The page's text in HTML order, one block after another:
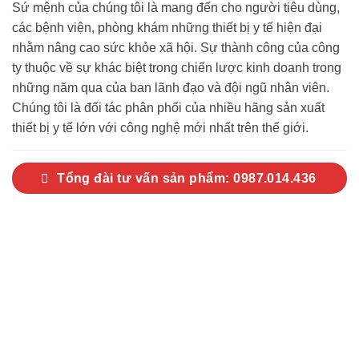
Sứ mệnh của chúng tôi là mang đến cho người tiêu dùng,
các bệnh viện, phòng khám những thiết bị y tế hiện đại
nhằm nâng cao sức khỏe xã hội. Sự thành công của công
ty thuộc về sự khác biệt trong chiến lược kinh doanh trong
những năm qua của ban lãnh đạo và đội ngũ nhân viên.
Chúng tôi là đối tác phân phối của nhiều hãng sản xuất
thiết bị y tế lớn với công nghệ mới nhất trên thế giới.
Tổng đài tư vấn sản phẩm: 0987.014.436